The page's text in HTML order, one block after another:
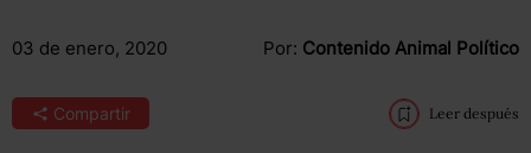
03 de enero, 2020 Por: Contenido Animal Político
Compartir Leer después